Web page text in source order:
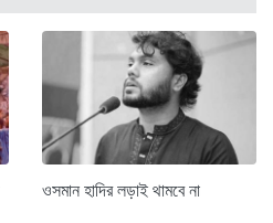
ওসমান হাদির লড়াই থামবে না